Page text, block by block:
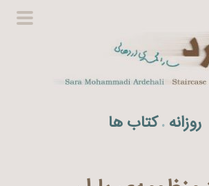
روزانه . کتاب ها